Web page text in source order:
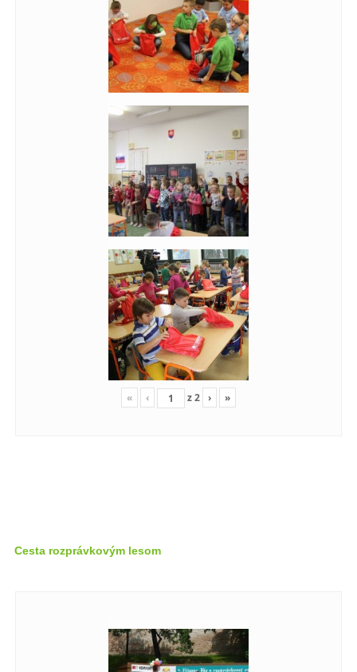
« ‹ z2 › »
Cesta rozprávkovým lesom